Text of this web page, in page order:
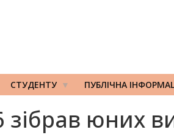
СТУДЕНТУ ПУБЛІЧНА
зібрав юних